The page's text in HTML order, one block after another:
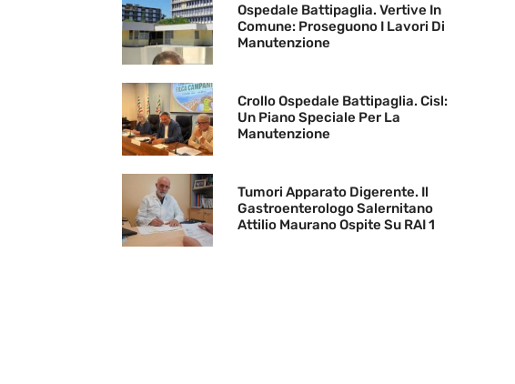
Ospedale Battipaglia. Vertive In
Comune: Proseguono I Lavori Di
Manutenzione
Crollo Ospedale Battipaglia. Cisl:
Un Piano Speciale Per La
Manutenzione
Tumori Apparato Digerente. Il
Gastroenterologo Salernitano
Attilio Maurano Ospite Su RAI 1